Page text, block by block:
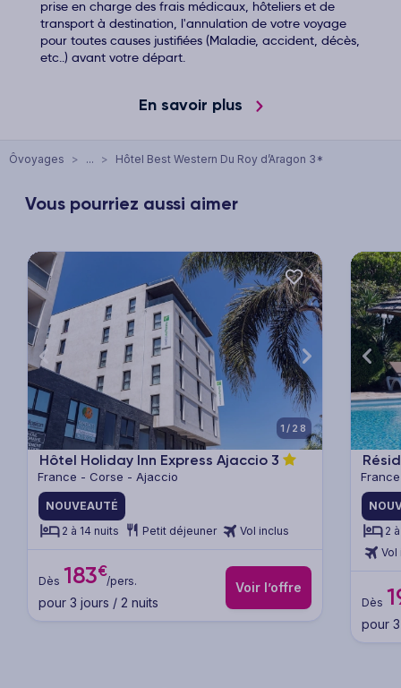
prise en charge des frais médicaux, hôteliers et de
transport à destination, l'annulation de votre voyage
pour toutes causes justifiées (Maladie, accident, décès,
etc..) avant votre départ.
En savoir plus
Ôvoyages > ... > Hôtel Best Western Du Roy d’Aragon 3*
Vous pourriez aussi aimer
Previous Next
1/28
Hôtel Holiday Inn Express Ajaccio 3
France - Corse - Ajaccio
NOUVEAUTÉ
2 à 14 nuits
Petit déjeuner Vol inclus
Dès 183€
/pers.
pour 3 jours / 2 nuits
Voir l’offre
2
Vol
Dès
pour